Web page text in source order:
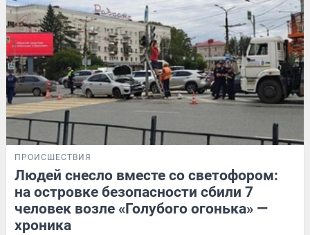
ПРОИСШЕСТВИЯ
Людей снесло вместе со светофором:
на островке безопасности сбили 7
человек возле «Голубого огонька» —
хроника